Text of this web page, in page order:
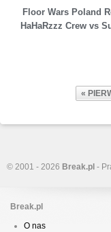
Floor Wars Poland
HaHaRzzz Crew vs
«
© 2001 - 2026 Break.pl -
Break.pl
O nas